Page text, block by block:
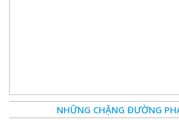
NHỮNG CHẶNG ĐƯỜNG